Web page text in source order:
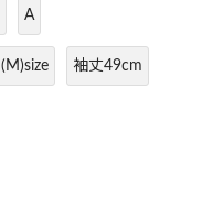
A
(M)size 袖丈49cm